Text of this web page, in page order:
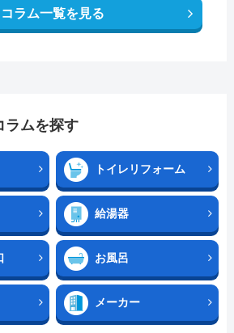
コラム一覧を見る
ラムを探す
トイレリフォーム
給湯器
お風呂
メーカー